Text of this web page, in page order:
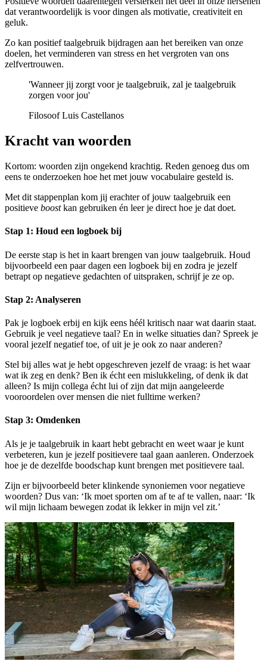
dat verantwoordelijk is voor dingen als motivatie, creativiteit en
geluk.
Zo kan positief taalgebruik bijdragen aan het bereiken van onze
doelen, het verminderen van stress en het vergroten van ons
zelfvertrouwen.
'Wanneer jij zorgt voor je taalgebruik, zal je taalgebruik
zorgen voor jou'
Filosoof Luis Castellanos
Kracht van woorden
Kortom: woorden zijn ongekend krachtig. Reden genoeg dus om
eens te onderzoeken hoe het met jouw vocabulaire gesteld is.
Met dit stappenplan kom jij erachter of jouw taalgebruik een
positieve boostkan gebruiken én leer je direct hoe je dat doet.
Stap 1: Houd een logboek bij
De eerste stap is het in kaart brengen van jouw taalgebruik. Houd
bijvoorbeeld een paar dagen een logboek bij en zodra je jezelf
betrapt op negatieve gedachten of uitspraken, schrijf je ze op.
Stap 2: Analyseren
Pak je logboek erbij en kijk eens héél kritisch naar wat daarin staat.
Gebruik je veel negatieve taal? En in welke situaties dan? Spreek je
vooral jezelf negatief toe, of uit je je ook zo naar anderen?
Stel bij alles wat je hebt opgeschreven jezelf de vraag: is het waar
wat ik zeg en denk? Ben ik écht een mislukkeling, of denk ik dat
alleen? Is mijn collega écht lui of zijn dat mijn aangeleerde
vooroordelen over mensen die niet fulltime werken?
Stap 3: Omdenken
Als je je taalgebruik in kaart hebt gebracht en weet waar je kunt
verbeteren, kun je jezelf positievere taal gaan aanleren. Onderzoek
hoe je de dezelfde boodschap kunt brengen met positievere taal.
Zijn er bijvoorbeeld beter klinkende synoniemen voor negatieve
woorden? Dus van: ‘Ik moet sporten om af te af te vallen, naar: ‘Ik
wil mijn lichaam bewegen zodat ik lekker in mijn vel zit.’